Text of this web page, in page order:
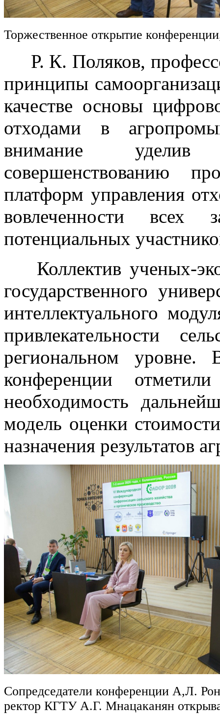
Торжественное открытие
Р. К. Поляков,
принципы
качестве основы
отходами в
внимание уделив
совершенствованию
платформ управления
вовлеченности всех
потенциальных
Коллектив ученых-
государственного
интеллектуального
привлекательности
региональном уровне.
конференции отметили
необходимость
модель оценки
назначения результатов
Сопредседатели конференции А,Л.
ректор КГТУ А.Г. Мнацаканян